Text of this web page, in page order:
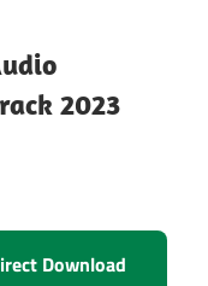
2023
Download